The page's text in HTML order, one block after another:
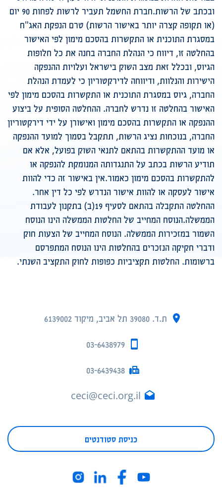
ובכתב של הרשות.חברת החשמל תעביר לרשות לפחות 90 יום
(או תקופה קצרה יותר באישור הרשות) טרם הנפקת האג"ח
במסגרת התוכנית או התקשרות בהסכם מימון לפי האישור
בהחלטה זו, דיווח כי הנהלת החברה בחנה את כל חלופות
הגיוס, ובכלל זאת מצב השוק בישראל ועלויות ההנפקה
הישירות והנלוות, ודיווחה לדירקטוריון כי לעמדת הנהלת
החברה, גיוס במסגרת התוכנית או התקשרות בהסכם מימון לפי
האישור בהחלטה זו נדרש לחברה. ההחלטה הסופית על ביצוע
ההנפקה או התקשרות בהסכם מימון ואישורן על ידי דירקטוריון
החברה, בנוכחות נציג הרשות, תתקבל בסמוך למועד ההנפקה
או מועד ההתקשרות בהתאם לתנאי השוק בפועל, אלא אם
תודיע הרשות בכתב על התנגדותה המנומקת להנפקה או
להתקשרות בהסכם מימון כאמור.אין באישור זה כדי להוות
אישור לעסקה או להוות אישור הנדרש לפי כל דין אחר.
ההחלטה התקבלה בהתאם לסעיף 19(ב) בתקנון לעבודת
הממשלה.הנוסח המחייב של החלטות הממשלה הינו הנוסח
השמור במזכירות הממשלה. הנוסח המחייב של הצעות חוק
ודברי חקיקה הנזכרים בהחלטות הינו הנוסח המתפרסם
ברשומות. החלטות תקציביות כפופות לחוק התקציב השנתי.
ת.ד. 39080 תל אביב, מיקוד 6139002
03-6438979
03-6439438
ceci@ceci.org.il
כניסת סטודנטים